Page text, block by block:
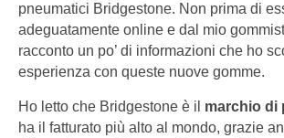
pneumatici Bridgestone. Non prima di
adeguatamente online e dal mio
racconto un po’ di informazioni che ho
esperienza con queste nuove gomme.
Ho letto che Bridgestone è il marchio di
ha il fatturato più alto al mondo, grazie